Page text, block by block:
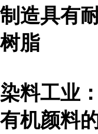
制造具有
树脂
染料工业
有机颜料